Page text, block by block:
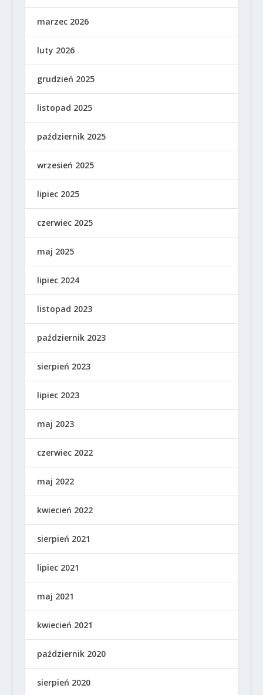
marzec 2026
luty 2026
grudzień 2025
listopad 2025
październik 2025
wrzesień 2025
lipiec 2025
czerwiec 2025
maj 2025
lipiec 2024
listopad 2023
październik 2023
sierpień 2023
lipiec 2023
maj 2023
czerwiec 2022
maj 2022
kwiecień 2022
sierpień 2021
lipiec 2021
maj 2021
kwiecień 2021
październik 2020
sierpień 2020